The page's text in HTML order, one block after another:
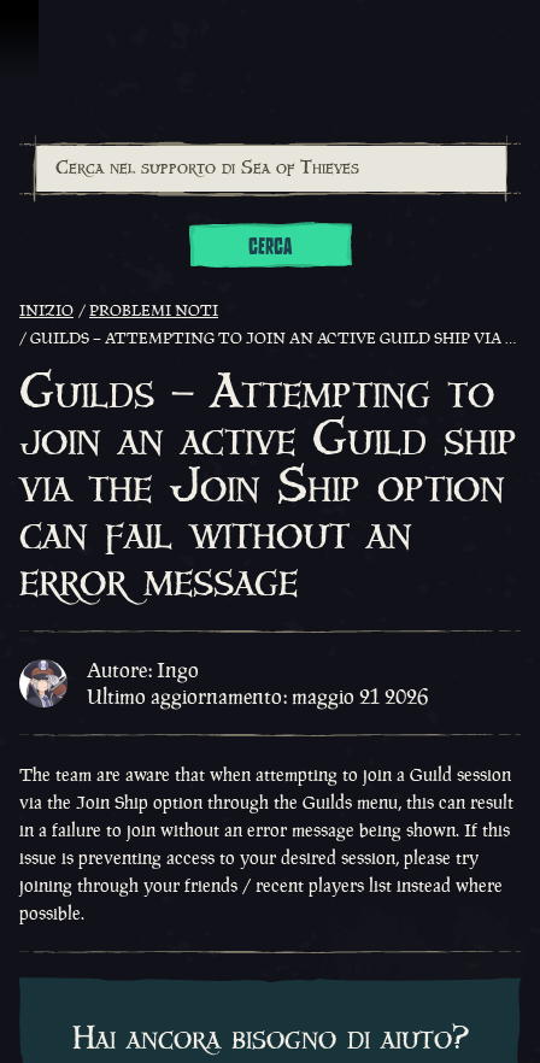
CERCA
INIZIO
PROBLEMI NOTI
GUILDS – ATTEMPTING TO JOIN AN ACTIVE GUILD SHIP VIA THE JOIN SHIP OPTION CAN FAIL WITHOUT AN ERROR MESSAGE
Guilds – Attempting to
join an active Guild ship
via the Join Ship option
can fail without an
error message
Autore: Ingo
Ultimo aggiornamento: maggio 21 2026
The team are aware that when attempting to join a Guild session
via the Join Ship option through the Guilds menu, this can result
in a failure to join without an error message being shown. If this
issue is preventing access to your desired session, please try
joining through your friends / recent players list instead where
possible.
Hai ancora bisogno di aiuto?